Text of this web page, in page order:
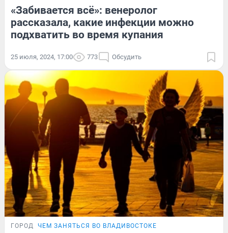
«Забивается всё»: венеролог
рассказала, какие инфекции можно
подхватить во время купания
25 июля, 2024, 17:00 773 Обсудить
ГОРОД ЧЕМ ЗАНЯТЬСЯ ВО ВЛАДИВОСТОКЕ